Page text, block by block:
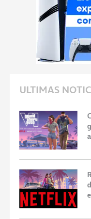
ULTIMAS